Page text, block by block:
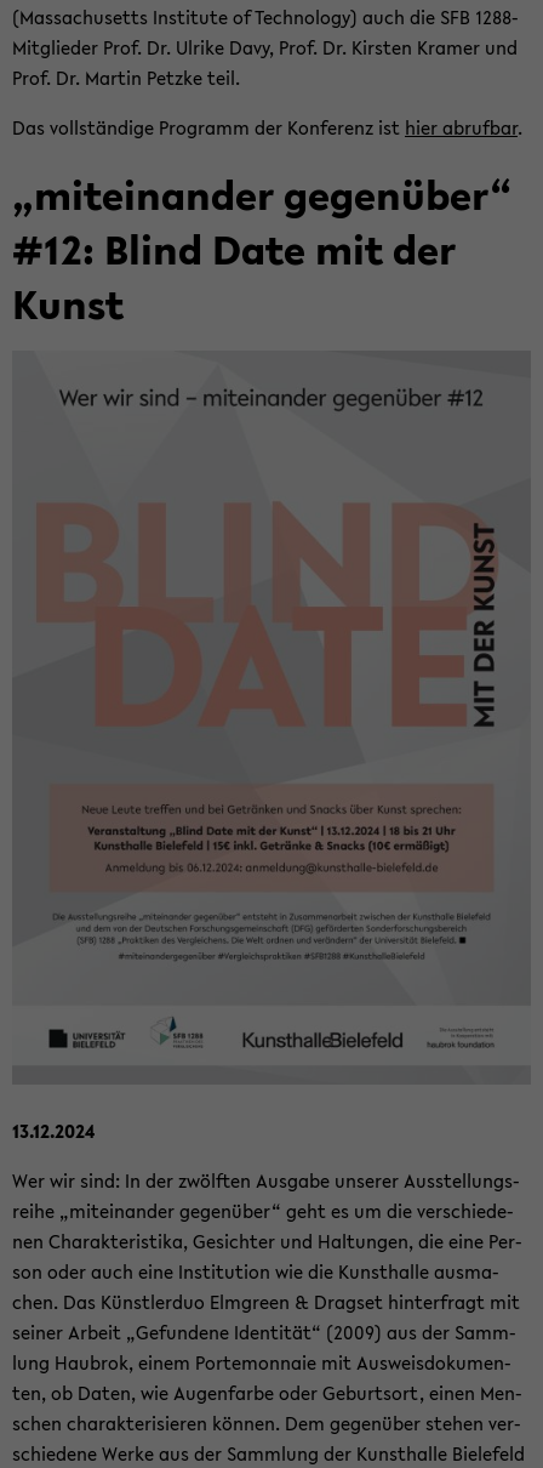
(Mas­sa­chu­setts In­sti­tu­te of Tech­no­lo­gy) auch die SFB 1288-​
Mitglieder Prof. Dr. Ul­ri­ke Davy, Prof. Dr. Kirs­ten Kra­mer und
Prof. Dr. Mar­tin Petz­ke teil.
Das voll­stän­di­ge Pro­gramm der Kon­fe­renz ist hier ab­ruf­bar.
„mit­ein­an­der ge­gen­über“
#12: Blind Date mit der
Kunst
13.12.2024
Wer wir sind: In der zwölf­ten Aus­ga­be un­se­rer Aus­stel­lungs­
rei­he „mit­ein­an­der ge­gen­über“ geht es um die ver­schie­de­
nen Cha­rak­te­ris­ti­ka, Ge­sich­ter und Hal­tun­gen, die eine Per­
son oder auch eine In­sti­tu­ti­on wie die Kunst­hal­le aus­ma­
chen. Das Künst­ler­duo Elm­green & Drags­et hin­ter­fragt mit
sei­ner Ar­beit „Ge­fun­de­ne Iden­ti­tät“ (2009) aus der Samm­
lung Hau­brok, einem Porte­mon­naie mit Aus­weis­do­ku­men­
ten, ob Daten, wie Au­gen­far­be oder Ge­burts­ort, einen Men­
schen cha­rak­te­ri­sie­ren kön­nen. Dem ge­gen­über ste­hen ver­
schie­de­ne Werke aus der Samm­lung der Kunst­hal­le Bie­le­feld